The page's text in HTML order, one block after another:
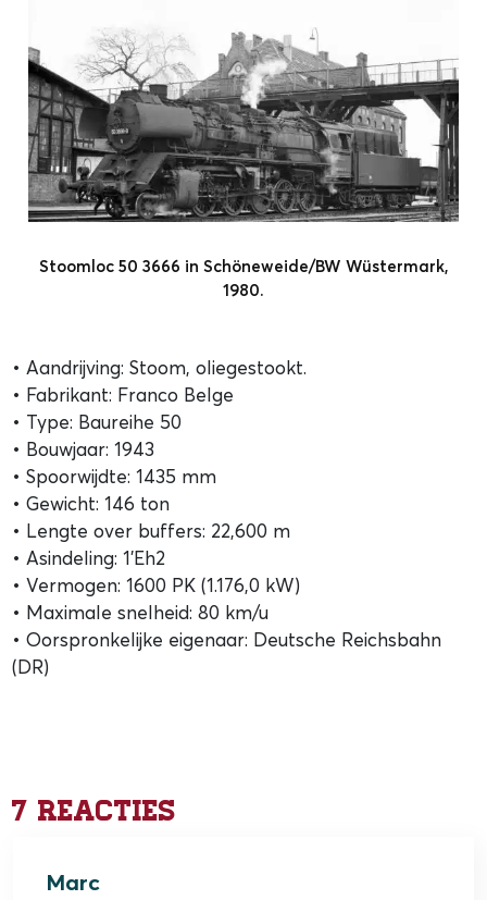
Stoomloc 50 3666 in Schöneweide/BW Wüstermark,
1980.
• Aandrijving: Stoom, oliegestookt.
• Fabrikant: Franco Belge
• Type: Baureihe 50
• Bouwjaar: 1943
• Spoorwijdte: 1435 mm
• Gewicht: 146 ton
• Lengte over buffers: 22,600 m
• Asindeling: 1’Eh2
• Vermogen: 1600 PK (1.176,0 kW)
• Maximale snelheid: 80 km/u
• Oorspronkelijke eigenaar: Deutsche Reichsbahn
(DR)
7 reacties
Marc